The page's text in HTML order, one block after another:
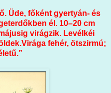
Üde, főként gyertyán- és
él. 10–20 cm
virágzik. Levélkéi
fehér, ötszirmú;